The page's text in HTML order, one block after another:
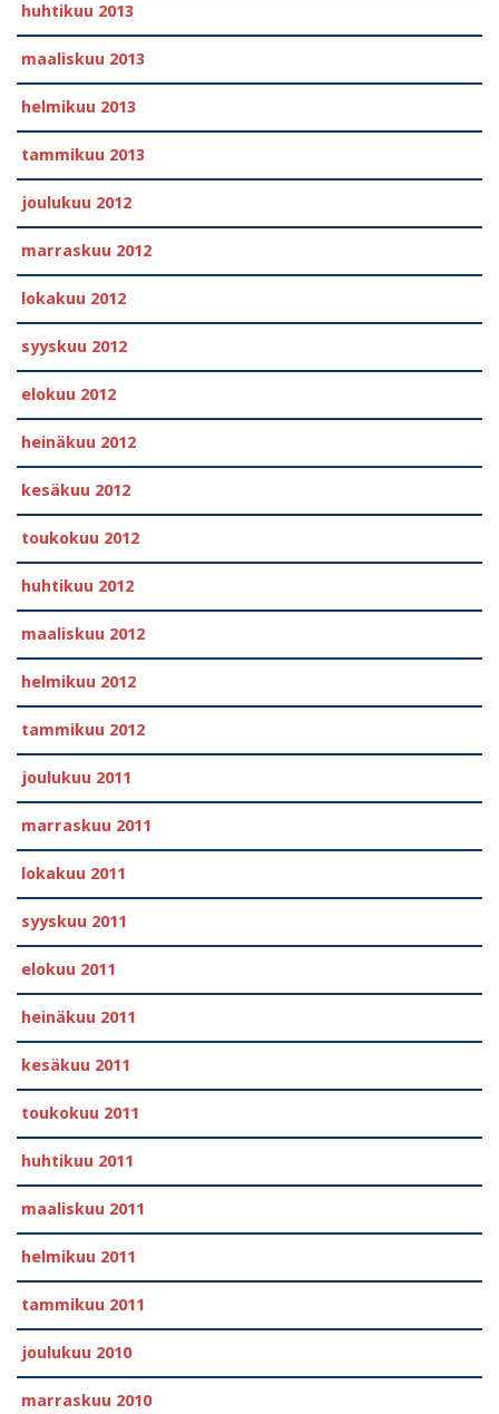
huhtikuu 2013
maaliskuu 2013
helmikuu 2013
tammikuu 2013
joulukuu 2012
marraskuu 2012
lokakuu 2012
syyskuu 2012
elokuu 2012
heinäkuu 2012
kesäkuu 2012
toukokuu 2012
huhtikuu 2012
maaliskuu 2012
helmikuu 2012
tammikuu 2012
joulukuu 2011
marraskuu 2011
lokakuu 2011
syyskuu 2011
elokuu 2011
heinäkuu 2011
kesäkuu 2011
toukokuu 2011
huhtikuu 2011
maaliskuu 2011
helmikuu 2011
tammikuu 2011
joulukuu 2010
marraskuu 2010